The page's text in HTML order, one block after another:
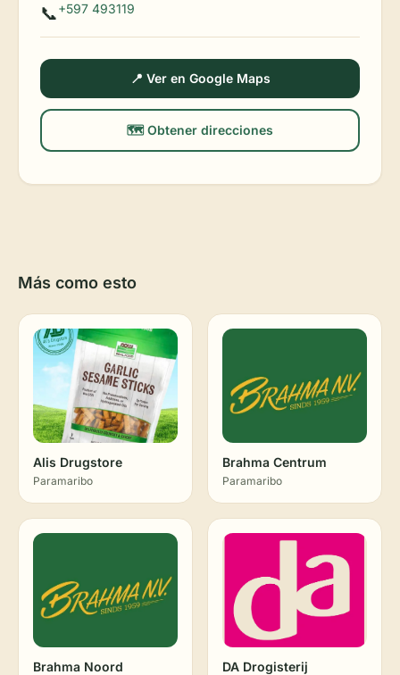
📞+597 493119
📍 Ver en Google Maps
🗺️ Obtener direcciones
Más como esto
Alis Drugstore
Paramaribo
Brahma Centrum
Paramaribo
Brahma Noord
DA Drogisterij